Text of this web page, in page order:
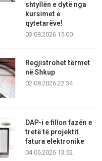
shtyllën e dytë nga
kursimet e
qytetarëve!
03.08.2026 15:00
Regjistrohet tërmet
në Shkup
02.08.2026 22:34
DAP-i e fillon fazën e
tretë të projektit
fatura elektronike
04.06.2026 13:52